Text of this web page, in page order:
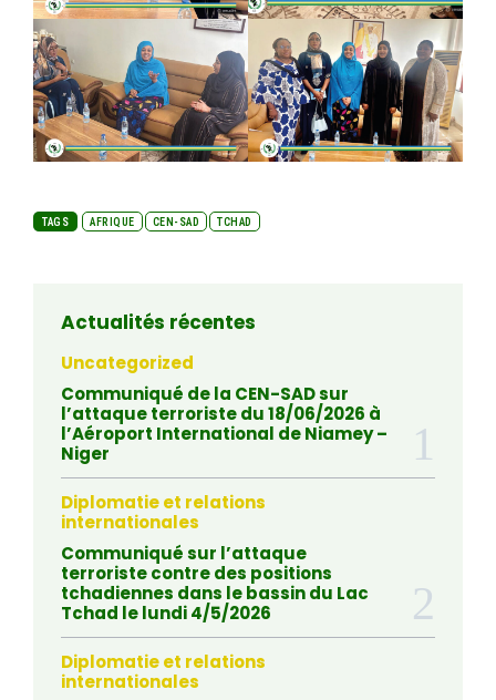
TAGS AFRIQUE CEN-SAD TCHAD
Actualités récentes
Uncategorized
Communiqué de la CEN-SAD sur
l’attaque terroriste du 18/06/2026 à
l’Aéroport International de Niamey –
Niger
Diplomatie et relations
internationales
Communiqué sur l’attaque
terroriste contre des positions
tchadiennes dans le bassin du Lac
Tchad le lundi 4/5/2026
Diplomatie et relations
internationales